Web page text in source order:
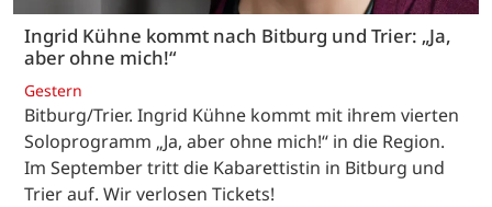
Ingrid Kühne kommt nach Bitburg und Trier: „Ja,
aber ohne mich!“
Gestern
Bitburg/Trier. Ingrid Kühne kommt mit ihrem vierten
Soloprogramm „Ja, aber ohne mich!“ in die Region.
Im September tritt die Kabarettistin in Bitburg und
Trier auf. Wir verlosen Tickets!